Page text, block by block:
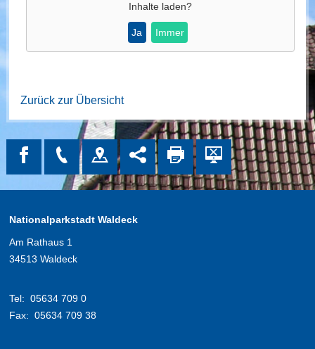
Inhalte laden?
Ja Immer
Zurück zur Übersicht
Nationalparkstadt Waldeck
Am Rathaus 1
34513 Waldeck
Tel: 05634 709 0
Fax: 05634 709 38